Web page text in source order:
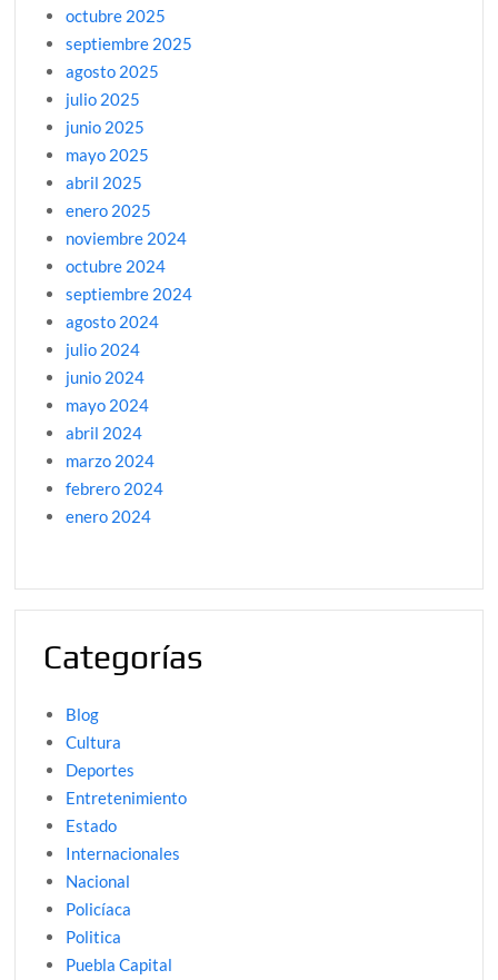
octubre 2025
septiembre 2025
agosto 2025
julio 2025
junio 2025
mayo 2025
abril 2025
enero 2025
noviembre 2024
octubre 2024
septiembre 2024
agosto 2024
julio 2024
junio 2024
mayo 2024
abril 2024
marzo 2024
febrero 2024
enero 2024
Categorías
Blog
Cultura
Deportes
Entretenimiento
Estado
Internacionales
Nacional
Policíaca
Politica
Puebla Capital